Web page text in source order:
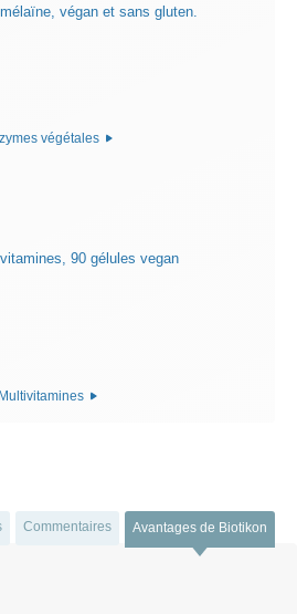
végétales
Multivitamines
Commentaires Avantages de Biotikon